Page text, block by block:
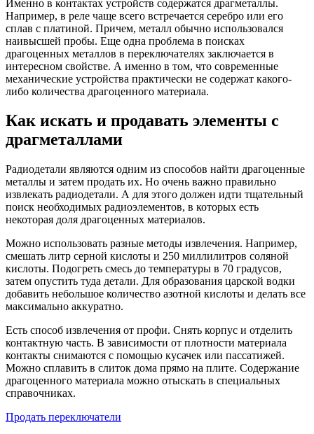
Именно в контактах устройств содержатся драгметаллы.
Например, в реле чаще всего встречается серебро или его
сплав с платиной. Причем, металл обычно использовался
наивысшей пробы. Еще одна проблема в поисках
драгоценных металлов в переключателях заключается в
интересном свойстве. А именно в том, что современные
механические устройства практически не содержат какого-
либо количества драгоценного материала.
Как искать и продавать элементы с
драгметаллами
Радиодетали являются одним из способов найти драгоценные
металлы и затем продать их. Но очень важно правильно
извлекать радиодетали. А для этого должен идти тщательный
поиск необходимых радиоэлементов, в которых есть
некоторая доля драгоценных материалов.
Можно использовать разные методы извлечения. Например,
смешать литр серной кислоты и 250 миллилитров соляной
кислоты. Подогреть смесь до температуры в 70 градусов,
затем опустить туда детали. Для образования царской водки
добавить небольшое количество азотной кислоты и делать все
максимально аккуратно.
Есть способ извлечения от профи. Снять корпус и отделить
контактную часть. В зависимости от плотности материала
контакты снимаются с помощью кусачек или пассатижей.
Можно сплавить в слиток дома прямо на плите. Содержание
драгоценного материала можно отыскать в специальных
справочниках.
Продать переключатели